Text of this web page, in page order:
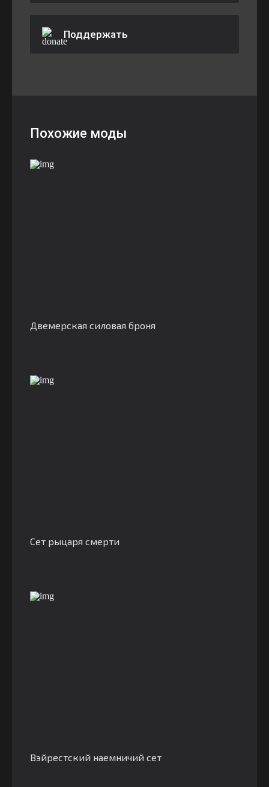
Поддержать
Похожие моды
Двемерская силовая броня
Сет рыцаря смерти
Вэйрестский наемничий сет